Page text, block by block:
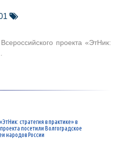
проекта «ЭтНик:
стратегия в практике» в
посетили Волгоградское
народов России